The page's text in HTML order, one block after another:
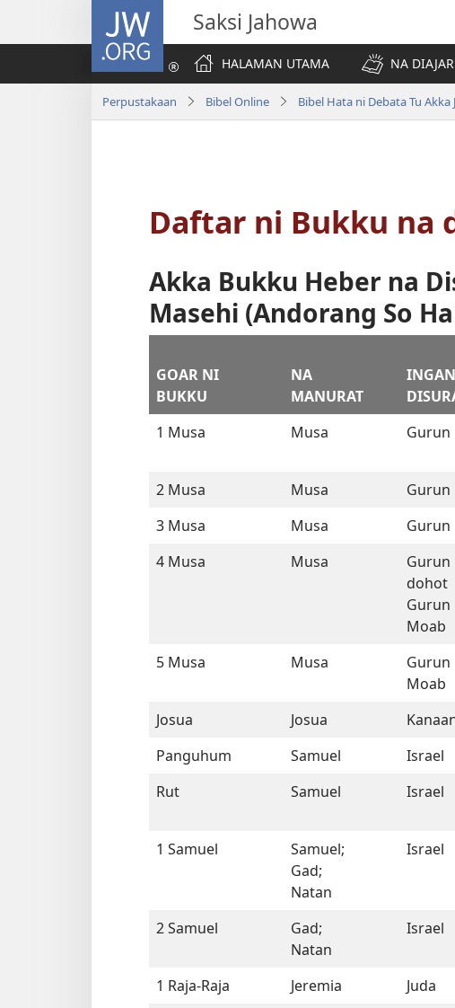
JW.ORG Saksi Jahowa
HALAMAN UTAMA
NA
Perpustakaan Bibel Online Bibel Hata ni Debata Tu
Daftar ni Bukku na
Akka Bukku Heber na
Masehi (Andorang So
GOAR NI
BUKKU
NA
MANURAT
1 Musa
Musa Gurun
2 Musa
Musa Gurun
3 Musa
Musa Gurun
4 Musa
Musa
Gurun
dohot
Gurun
Moab
5 Musa Musa
Gurun
Moab
Josua Josua
Panguhum
Samuel Israel
Rut
Samuel Israel
1 Samuel
Samuel;
Gad;
Natan
Israel
2 Samuel
Gad;
Natan
Israel
1 Raja-Raja Jeremia Juda